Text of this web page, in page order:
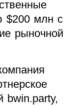
$200 млн с
рыночной
bwin.party,